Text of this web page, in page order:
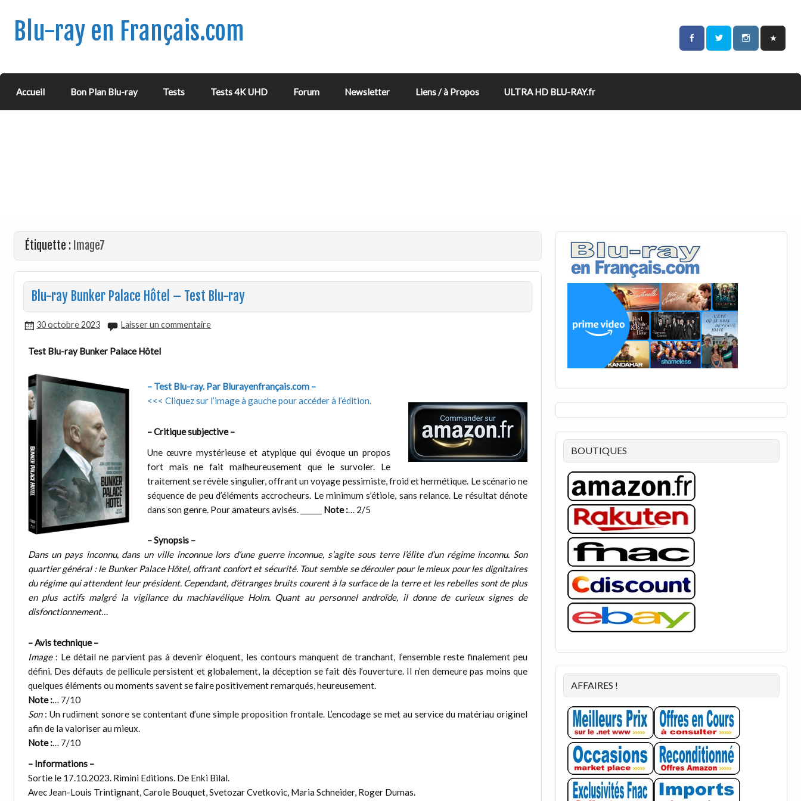
Blu-ray en Français.com
Accueil Bon Plan Blu-ray Tests Tests 4K UHD Forum Newsletter Liens / à Propos ULTRA HD BLU-RAY.fr
Étiquette : Image7
Blu-ray Bunker Palace Hôtel – Test Blu-ray
30 octobre 2023 Laisser un commentaire
Test Blu-ray Bunker Palace Hôtel
– Test Blu-ray. Par Blurayenfrançais.com –
<<< Cliquez sur l’image à gauche pour accéder à l’édition.
– Critique subjective –
Une œuvre mystérieuse et atypique qui évoque un propos
fort mais ne fait malheureusement que le survoler. Le
traitement se révèle singulier, offrant un voyage pessimiste, froid et hermétique. Le scénario ne
séquence de peu d’éléments accrocheurs. Le minimum s’étiole, sans relance. Le résultat dénote
dans son genre. Pour amateurs avisés. ______ Note :… 2/5
– Synopsis –
Dans un pays inconnu, dans un ville inconnue lors d’une guerre inconnue, s’agite sous terre l’élite d’un régime inconnu. Son
quartier général : le Bunker Palace Hôtel, offrant confort et sécurité. Tout semble se dérouler pour le mieux pour les dignitaires
du régime qui attendent leur président. Cependant, d’étranges bruits courent à la surface de la terre et les rebelles sont de plus
en plus actifs malgré la vigilance du machiavélique Holm. Quant au personnel androïde, il donne de curieux signes de
disfonctionnement…
– Avis technique –
Image: Le détail ne parvient pas à devenir éloquent, les contours manquent de tranchant, l’ensemble reste finalement peu
défini. Des défauts de pellicule persistent et globalement, la déception se fait dès l’ouverture. Il n’en demeure pas moins que
quelques éléments ou moments savent se faire positivement remarqués, heureusement.
Note :… 7/10
Son: Un rudiment sonore se contentant d’une simple proposition frontale. L’encodage se met au service du matériau originel
afin de la valoriser au mieux.
Note :… 7/10
– Informations –
Sortie le 17.10.2023. Rimini Editions. De Enki Bilal.
Avec Jean-Louis Trintignant, Carole Bouquet, Svetozar Cvetkovic, Maria Schneider, Roger Dumas.
BOUTIQUES
AFFAIRES !